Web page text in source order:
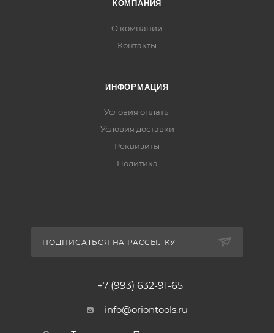
КОМПАНИЯ
О компании
Контакты
ИНФОРМАЦИЯ
Условия оплаты
Условия доставки
Реквизиты
Политика
ПОДПИСАТЬСЯ НА РАССЫЛКУ
+7 (993) 632-91-65
info@oriontools.ru